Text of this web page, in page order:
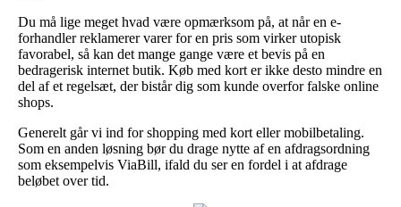
Du må lige meget hvad være opmærksom på, at når en e-
forhandler reklamerer varer for en pris som virker utopisk
favorabel, så kan det mange gange være et bevis på en
bedragerisk internet butik. Køb med kort er ikke desto mindre en
del af et regelsæt, der bistår dig som kunde overfor falske online
shops.
Generelt går vi ind for shopping med kort eller mobilbetaling.
Som en anden løsning bør du drage nytte af en afdragsordning
som eksempelvis ViaBill, ifald du ser en fordel i at afdrage
beløbet over tid.